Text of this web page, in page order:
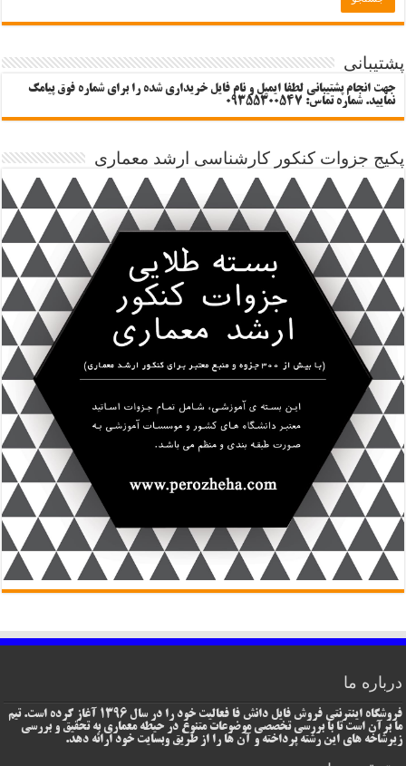
پشتیبانی
جهت انجام پشتیبانی لطفا ایمیل و نام فایل خریداری شده را برای شماره فوق پیامک
نمایید. شماره تماس: 09355300547
پکیج جزوات کنکور کارشناسی ارشد معماری
درباره ما
فروشگاه اینترنتی فروش فایل دانش فا فعالیت خود را در سال 1396 آغاز کرده است. تیم
ما برآن است تا با بررسی تخصصی موضوعات متنوع در حیطه معماری به تحقیق و بررسی
زیرشاخه های این رشته پرداخته و آن ها را از طریق وبسایت خود ارائه دهد.